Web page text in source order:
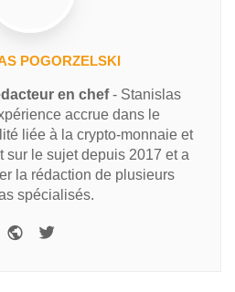
POGORZELSKI
en chef- Stanislas
accrue dans le
liée à la crypto-monnaie et
sur le sujet depuis 2017 et a
la rédaction de plusieurs
spécialisés.